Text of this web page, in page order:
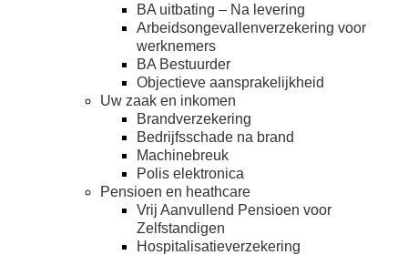
BA uitbating – Na levering
Arbeidsongevallenverzekering voor
werknemers
BA Bestuurder
Objectieve aansprakelijkheid
Uw zaak en inkomen
Brandverzekering
Bedrijfsschade na brand
Machinebreuk
Polis elektronica
Pensioen en heathcare
Vrij Aanvullend Pensioen voor
Zelfstandigen
Hospitalisatieverzekering